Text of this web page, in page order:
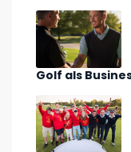
Golf als